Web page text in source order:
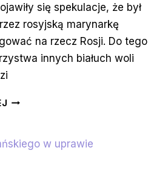
się spekulacje, że był
rosyjską marynarkę
na rzecz Rosji. Do tego
innych białuch woli
WIELORYB
SZPIEG